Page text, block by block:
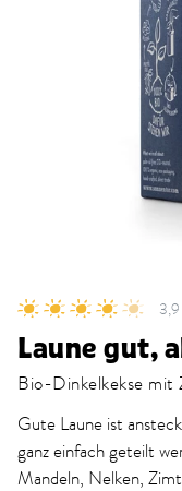
Laune gut,
Bio-Dinkelkekse mit
Gute Laune ist
ganz einfach geteilt
Mandeln, Nelken,